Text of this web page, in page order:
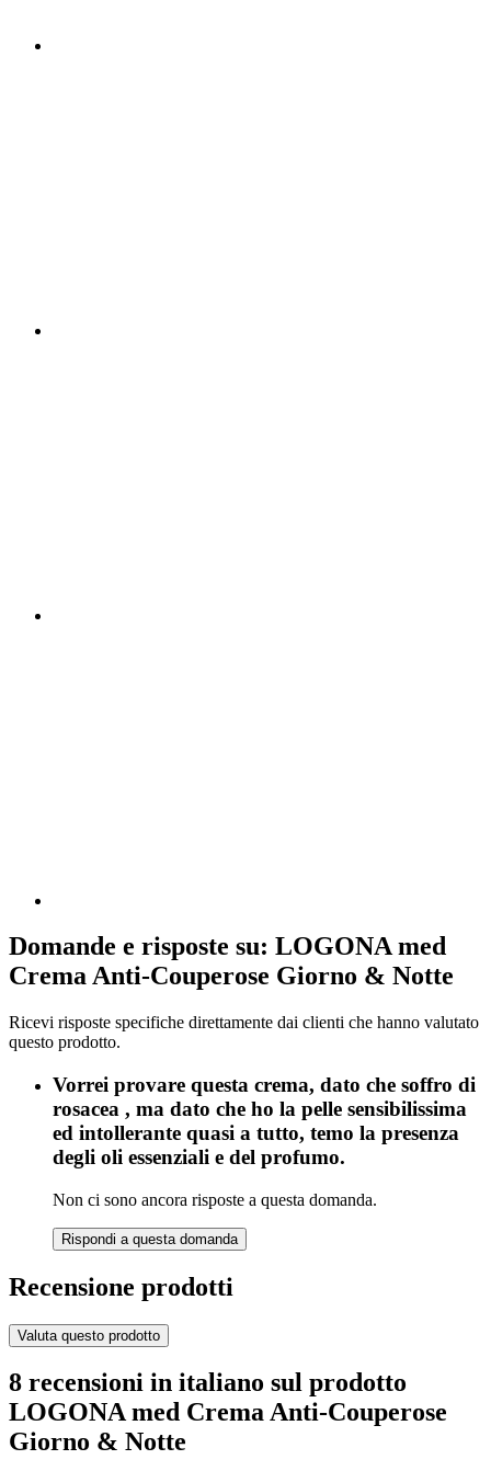
Domande e risposte su: LOGONA med
Crema Anti-Couperose Giorno & Notte
Ricevi risposte specifiche direttamente dai clienti che hanno valutato
questo prodotto.
Vorrei provare questa crema, dato che soffro di
rosacea , ma dato che ho la pelle sensibilissima
ed intollerante quasi a tutto, temo la presenza
degli oli essenziali e del profumo.
Non ci sono ancora risposte a questa domanda.
Rispondi a questa domanda
Recensione prodotti
Valuta questo prodotto
8 recensioni in italiano sul prodotto
LOGONA med Crema Anti-Couperose
Giorno & Notte